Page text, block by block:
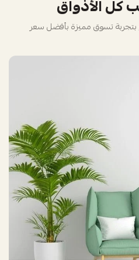
كل الأذواق
بتجربة تسوق مميزة بأفضل سعر